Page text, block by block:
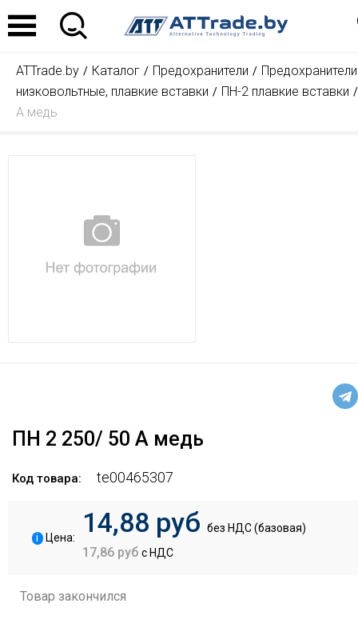
ATTrade.by Каталог Предохранители
Предохранители
низковольтные, плавкие вставки
ПН-2 плавкие вставки
А медь
ПН 2 250/ 50 А медь
Код товара: te00465307
i Цена: 14,88 руб без НДС (базовая)
17,86 руб с НДС
Товар закончился